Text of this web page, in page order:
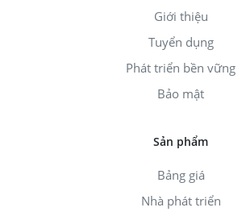
Giới thiệu
Tuyển dụng
Phát triển bền vững
Bảo mật
Sản phẩm
Bảng giá
Nhà phát triển